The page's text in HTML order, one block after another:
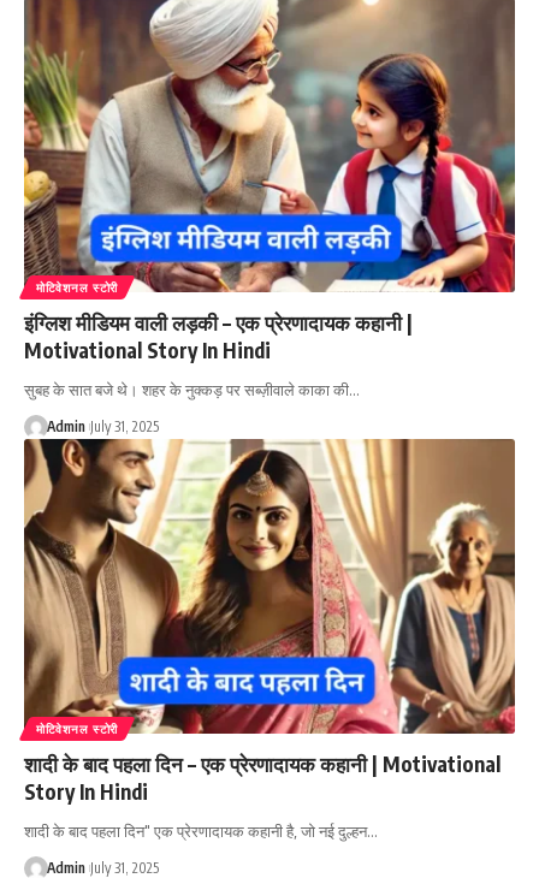
मोटिवेशनल स्टोरी
इंग्लिश मीडियम वाली लड़की – एक प्रेरणादायक कहानी |
Motivational Story In Hindi
सुबह के सात बजे थे। शहर के नुक्कड़ पर सब्ज़ीवाले काका की…
Admin July 31, 2025
मोटिवेशनल स्टोरी
शादी के बाद पहला दिन – एक प्रेरणादायक कहानी | Motivational
Story In Hindi
शादी के बाद पहला दिन" एक प्रेरणादायक कहानी है, जो नई दुल्हन…
Admin July 31, 2025